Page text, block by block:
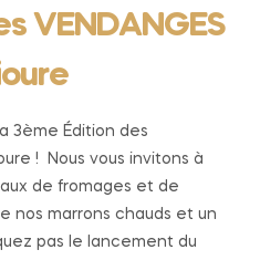
VENDANGES
3ème Édition des
! Nous vous invitons à
de fromages et de
nos marrons chauds et un
pas le lancement du